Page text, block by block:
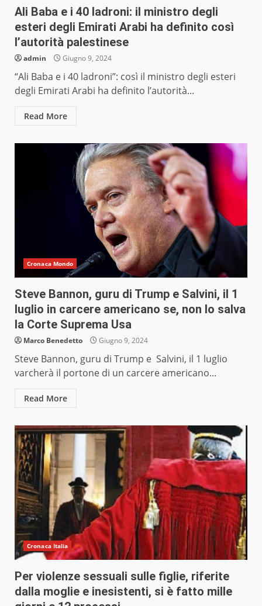
Ali Baba e i 40 ladroni: il ministro degli
esteri degli Emirati Arabi ha definito così
l’autorità palestinese
admin Giugno 9, 2024
“Ali Baba e i 40 ladroni”: così il ministro degli esteri
degli Emirati Arabi ha definito l’autorità...
Read More
Cronaca Mondo
Steve Bannon, guru di Trump e Salvini, il 1
luglio in carcere americano se, non lo salva
la Corte Suprema Usa
Marco Benedetto Giugno 9, 2024
Steve Bannon, guru di Trump e Salvini, il 1 luglio
varcherà il portone di un carcere americano...
Read More
Cronaca Italia
Per violenze sessuali sulle figlie, riferite
dalla moglie e inesistenti, si è fatto mille